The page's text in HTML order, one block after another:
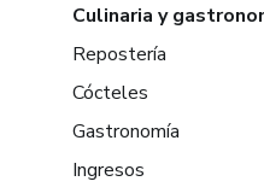
Culinaria y
Repostería
Cócteles
Gastronomía
Ingresos